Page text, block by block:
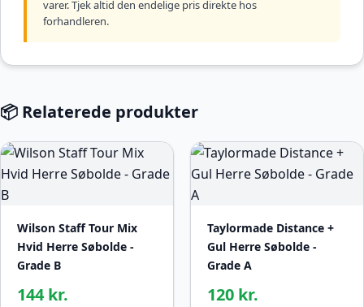
varer. Tjek altid den endelige pris direkte hos
forhandleren.
📦 Relaterede produkter
Wilson Staff Tour Mix
Hvid Herre Søbolde -
Grade B
144 kr.
Taylormade Distance +
Gul Herre Søbolde -
Grade A
120 kr.